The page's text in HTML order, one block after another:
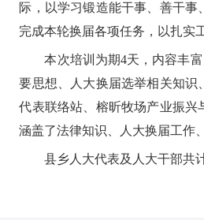
际，以学习锻造能干事、善干
完成本轮换届各项任务，以扎实
本次培训为期4天，内容丰
要思想、人大换届选举相关知
代表联络站、榕昕牧场产业振
涵盖了法律知识、人大换届工作
县乡人大代表及人大干部共